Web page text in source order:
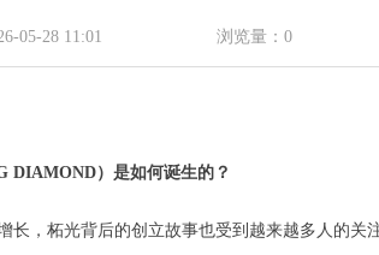
DIAMOND）是如何诞生的？
长，柘光背后的创立故事也受到越来越多人的关注
05-28 11:01 浏览量： 0